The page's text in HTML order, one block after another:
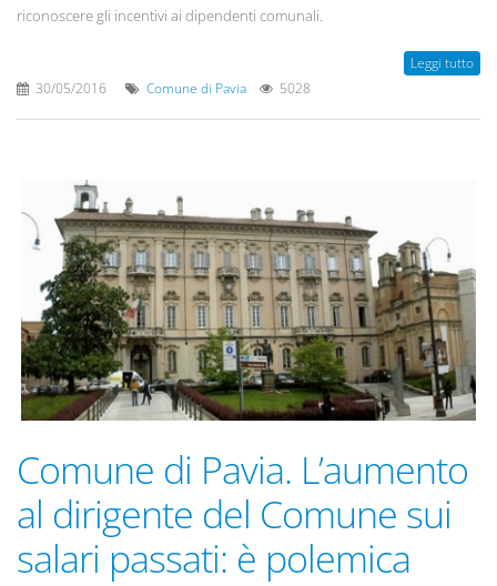
riconoscere gli incentivi ai dipendenti comunali.
Leggi tutto
30/05/2016 Comune di Pavia 5028
Comune di Pavia. L’aumento
al dirigente del Comune sui
salari passati: è polemica